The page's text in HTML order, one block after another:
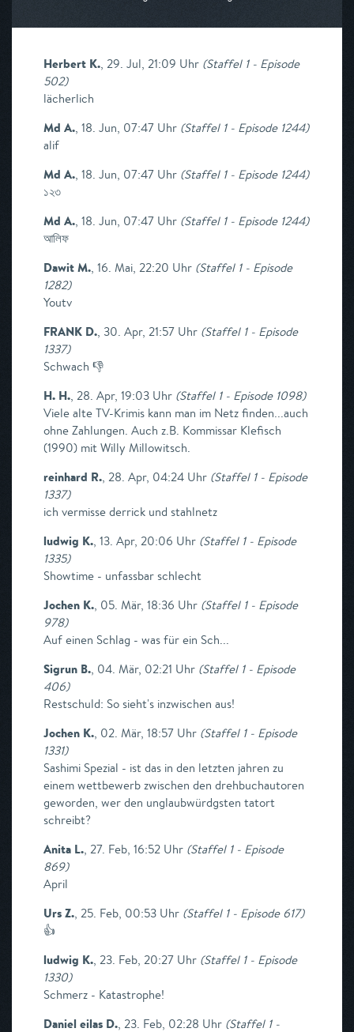
Herbert K., 29. Jul, 21:09 Uhr (Staffel 1 - Episode
502)
lächerlich
Md A., 18. Jun, 07:47 Uhr (Staffel 1 - Episode 1244)
alif
Md A., 18. Jun, 07:47 Uhr (Staffel 1 - Episode 1244)
১২৩
Md A., 18. Jun, 07:47 Uhr (Staffel 1 - Episode 1244)
আলিফ
Dawit M., 16. Mai, 22:20 Uhr (Staffel 1 - Episode
1282)
Youtv
FRANK D., 30. Apr, 21:57 Uhr (Staffel 1 - Episode
1337)
Schwach 👎
H. H., 28. Apr, 19:03 Uhr (Staffel 1 - Episode 1098)
Viele alte TV-Krimis kann man im Netz finden...auch
ohne Zahlungen. Auch z.B. Kommissar Klefisch
(1990) mit Willy Millowitsch.
reinhard R., 28. Apr, 04:24 Uhr (Staffel 1 - Episode
1337)
ich vermisse derrick und stahlnetz
ludwig K., 13. Apr, 20:06 Uhr (Staffel 1 - Episode
1335)
Showtime - unfassbar schlecht
Jochen K., 05. Mär, 18:36 Uhr (Staffel 1 - Episode
978)
Auf einen Schlag - was für ein Sch...
Sigrun B., 04. Mär, 02:21 Uhr (Staffel 1 - Episode
406)
Restschuld: So sieht's inzwischen aus!
Jochen K., 02. Mär, 18:57 Uhr (Staffel 1 - Episode
1331)
Sashimi Spezial - ist das in den letzten jahren zu
einem wettbewerb zwischen den drehbuchautoren
geworden, wer den unglaubwürdgsten tatort
schreibt?
Anita L., 27. Feb, 16:52 Uhr (Staffel 1 - Episode
869)
April
Urs Z., 25. Feb, 00:53 Uhr (Staffel 1 - Episode 617)
👍
ludwig K., 23. Feb, 20:27 Uhr (Staffel 1 - Episode
1330)
Schmerz - Katastrophe!
Daniel eilas D., 23. Feb, 02:28 Uhr (Staffel 1 -